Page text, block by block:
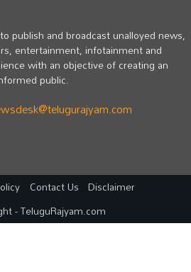
publish and broadcast unalloyed news,
entertainment, infotainment and
with an objective of creating an
public.
Contact Us Disclaimer
- TeluguRajyam.com